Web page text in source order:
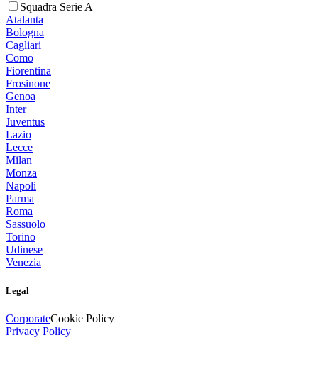
Squadra Serie A
Atalanta
Bologna
Cagliari
Como
Fiorentina
Frosinone
Genoa
Inter
Juventus
Lazio
Lecce
Milan
Monza
Napoli
Parma
Roma
Sassuolo
Torino
Udinese
Venezia
Legal
CorporateCookie Policy
Privacy Policy